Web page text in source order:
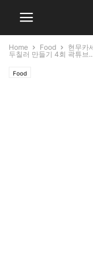
Home Food
현무카
두칠러 만들기 4회 곽튜브
Food